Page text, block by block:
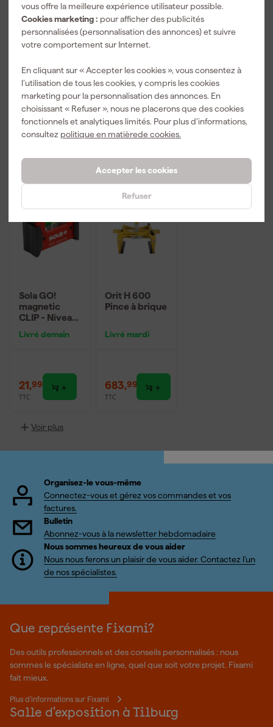
vous offre la meilleure expérience utilisateur possible.
Cookies marketing : pour afficher des publicités
personnalisées (personnalisation des annonces) et suivre
votre comportement sur Internet.
En cliquant sur « Accepter les cookies », vous consentez à
l’utilisation de tous les cookies, y compris les cookies
marketing pour la personnalisation des annonces. En
choisissant « Refuser », nous ne placerons que des cookies
fonctionnels et analytiques limités. Pour plus d’informations,
consultez politique en matièrede cookies.
Accepter les cookies
Refuser
Rubi 35975
Clips Rescue
- 1,5 mm (100
pièces)
Livré demain
Prix de référence 20,69
-9%
18,
Orit MC-1021-
Livré demain
42,99
- 2000 mm
Livré mardi
Prix de référence 60,09
Sola GO!
magnetic
CLIP - Niveau
compact avec
Livré demain
21,99
TTC
Orit H 600
Pince à brique
Livré mardi
683,99
TTC
Voir plus
Organisez-le vous-même
Connectez-vous et gérez vos commandes et vos
factures.
Bulletin
Abonnez-vous à la newsletter hebdomadaire
Nous sommes heureux de vous aider
Nous nous ferons un plaisir de vous aider. Contactez l'un
de nos spécialistes.
Que représente Fixami?
Des outils professionnels et des conseils personnalisés : nous
sommes le spécialiste en ligne, quel que soit votre projet. Fixami
fait mieux.
Plus d'informations sur Fixami
Salle d'exposition à Tilburg